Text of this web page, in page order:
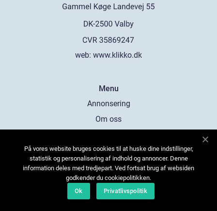
web: www.klikko.dk
Menu
Annonsering
Om oss
Kontakta oss
Sitemap
På vores website bruges cookies til at huske dine indstillinger,
statistik og personalisering af indhold og annoncer. Denne
information deles med tredjepart. Ved fortsat brug af websiden
godkender du cookiepolitikken.
Ok
Privatlivspolitik